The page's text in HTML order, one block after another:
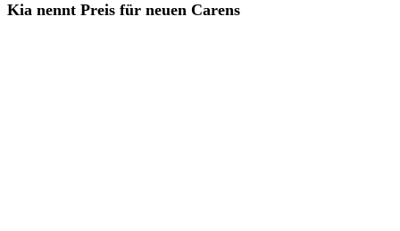
Kia nennt Preis für neuen Carens